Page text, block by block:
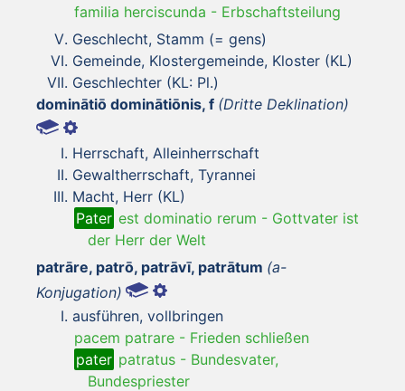
familia herciscunda - Erbschaftsteilung
Geschlecht, Stamm (= gens)
Gemeinde, Klostergemeinde, Kloster (KL)
Geschlechter (KL: Pl.)
dominātiō dominātiōnis, f (Dritte Deklination)
Herrschaft, Alleinherrschaft
Gewaltherrschaft, Tyrannei
Macht, Herr (KL)
Pater est dominatio rerum - Gottvater ist
der Herr der Welt
patrāre, patrō, patrāvī, patrātum (a-
Konjugation)
ausführen, vollbringen
pacem patrare - Frieden schließen
pater patratus - Bundesvater,
Bundespriester